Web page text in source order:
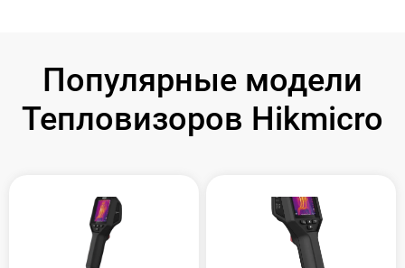
Популярные модели
Тепловизоров Hikmicro